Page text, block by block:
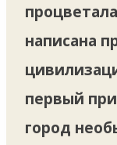
написана
первый
город